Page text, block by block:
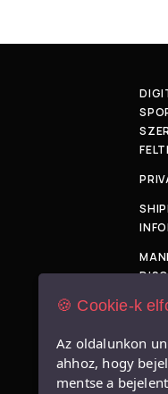
🍪 Cookie-k
Az oldalunkon
ahhoz, hogy
mentse a